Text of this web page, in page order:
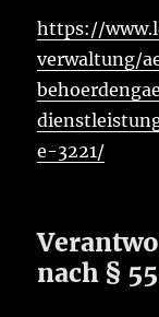
https://
verwaltung/
e-3221/
nach §